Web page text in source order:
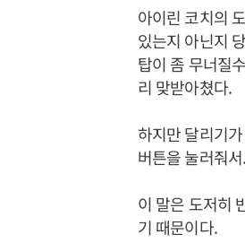
아이린 코치의
있는지 아닌지
탑이 좀 무너질
리 맞받아쳤다.
하지만 달리기
버튼을 눌러줘
이 말은 도저히
기 때문이다.